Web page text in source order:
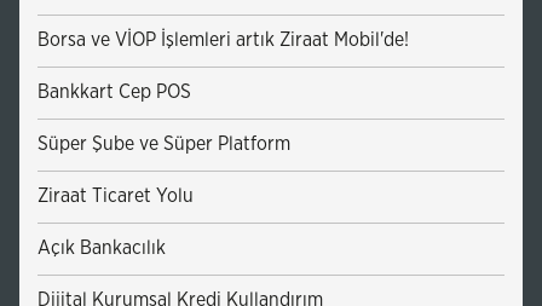
Borsa ve VİOP İşlemleri artık Ziraat Mobil'de!
Bankkart Cep POS
Süper Şube ve Süper Platform
Ziraat Ticaret Yolu
Açık Bankacılık
Dijital Kurumsal Kredi Kullandırım